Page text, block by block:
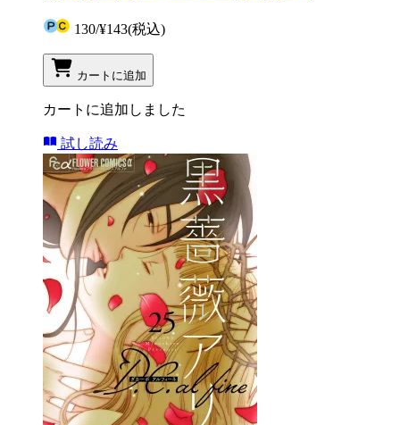
130/¥143(税込)
カートに追加
カートに追加しました
試し読み